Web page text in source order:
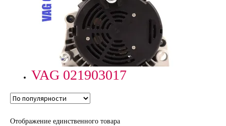
VAG 021903017
Отображение единственного товара